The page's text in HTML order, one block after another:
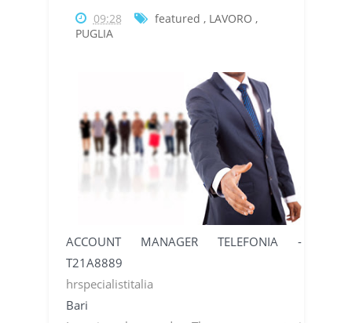
09:28 featured , LAVORO ,
PUGLIA
ACCOUNT MANAGER TELEFONIA -
T21A8889
hrspecialistitalia
Bari